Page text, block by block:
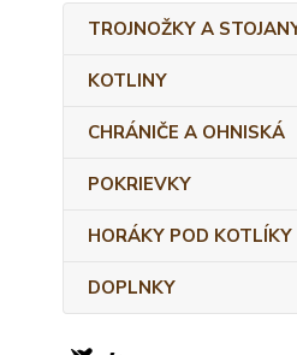
TROJNOŽKY A
KOTLINY
CHRÁNIČE A OHNISKÁ
POKRIEVKY
HORÁKY POD KOTLÍKY
DOPLNKY